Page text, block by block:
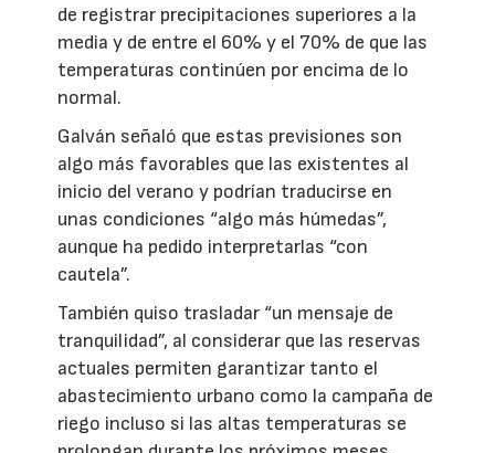
de registrar precipitaciones superiores a la
media y de entre el 60% y el 70% de que las
temperaturas continúen por encima de lo
normal.
Galván señaló que estas previsiones son
algo más favorables que las existentes al
inicio del verano y podrían traducirse en
unas condiciones “algo más húmedas”,
aunque ha pedido interpretarlas “con
cautela”.
También quiso trasladar “un mensaje de
tranquilidad”, al considerar que las reservas
actuales permiten garantizar tanto el
abastecimiento urbano como la campaña de
riego incluso si las altas temperaturas se